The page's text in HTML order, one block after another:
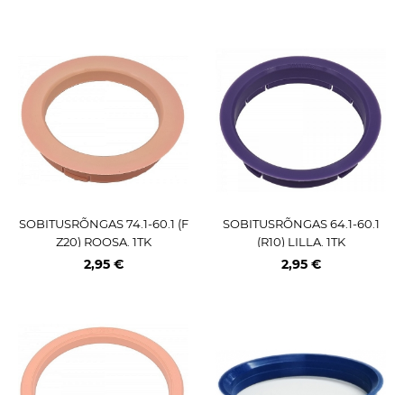
SOBITUSRÕNGAS 74.1-60.1 (F
Z20) ROOSA. 1TK
2,95 €
SOBITUSRÕNGAS 64.1-60.1
(R10) LILLA. 1TK
2,95 €